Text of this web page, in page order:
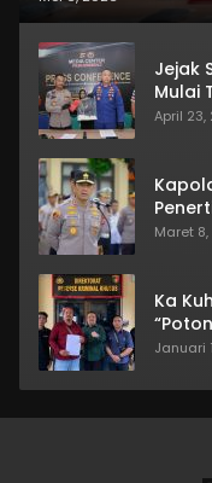
Jejak
Mulai
April 23,
Maret
Ka
Januari